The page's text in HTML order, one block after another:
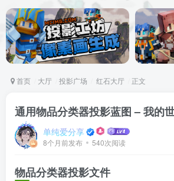
首页 大厅 投影广场 红石大厅 正文
通用物品分类器投影蓝图 – 我的
单纯爱分享
8个月前发布 540次阅读
物品分类器投影文件